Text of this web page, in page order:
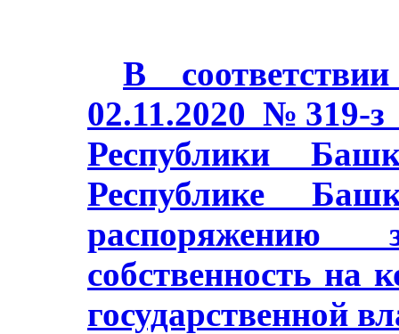
В
02.11.2020 №319-
Республики
Республике
распоряжению
собственность на
государственной